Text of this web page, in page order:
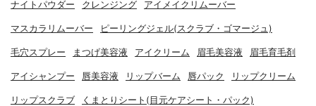
ナイトパウダー クレンジング アイメイクリムーバー
マスカラリムーバー ピーリングジェル(スクラブ・ゴマージュ)
毛穴スプレー まつげ美容液 アイクリーム 眉毛美容液 眉毛育毛剤
アイシャンプー 唇美容液 リップバーム 唇パック リップクリーム
リップスクラブ くまとりシート(目元ケアシート・パック)